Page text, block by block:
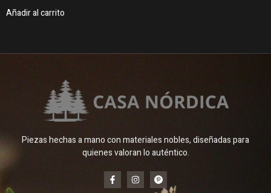
Añadir al carrito
Piezas hechas a mano con materiales nobles, diseñadas para
quienes valoran lo auténtico.